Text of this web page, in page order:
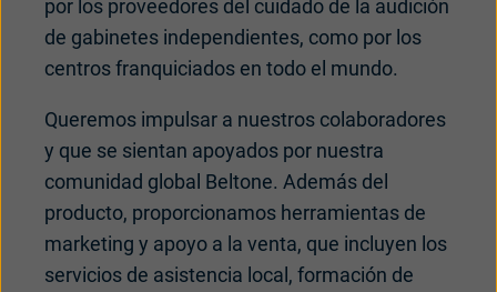
por los proveedores del cuidado de la audición
de gabinetes independientes, como por los
centros franquiciados en todo el mundo.
Queremos impulsar a nuestros colaboradores
y que se sientan apoyados por nuestra
comunidad global Beltone. Además del
producto, proporcionamos herramientas de
marketing y apoyo a la venta, que incluyen los
servicios de asistencia local, formación de